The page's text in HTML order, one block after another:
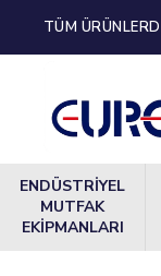
TÜM
ENDÜSTRİYEL
MUTFAK
EKİPMANLARI